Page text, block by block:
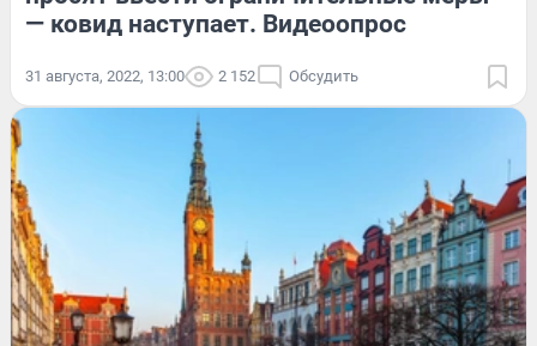
— ковид наступает. Видеоопрос
31 августа, 2022, 13:00 2 152 Обсудить